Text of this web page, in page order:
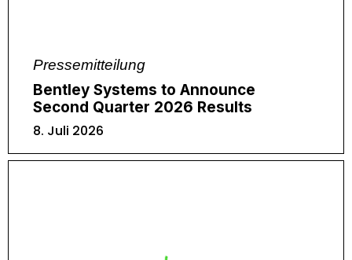
Pressemitteilung
Bentley Systems to Announce
Second Quarter 2026 Results
8. Juli 2026